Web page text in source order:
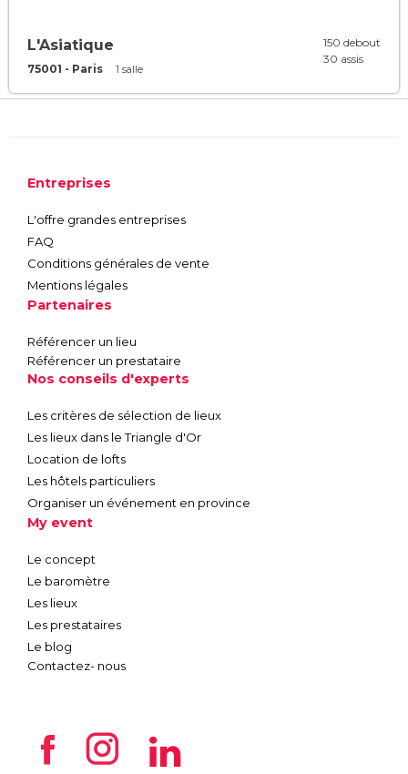
L'Asiatique
75001 - Paris 1 salle
150 debout
30 assis
Entreprises
L'offre grandes entreprises
FAQ
Conditions générales de vente
Mentions légales
Partenaires
Référencer un lieu
Référencer un prestataire
Nos conseils d'experts
Les critères de sélection de lieux
Les lieux dans le Triangle d'Or
Location de lofts
Les hôtels particuliers
Organiser un événement en province
My event
Le concept
Le baromètre
Les lieux
Les prestataires
Le blog
Contactez- nous